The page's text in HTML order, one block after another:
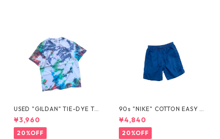
USED "GILDAN" TIE-DYE TE
E
¥3,960
20%OFF
90s "NIKE" COTTON EASY S
HORTS
¥4,840
20%OFF